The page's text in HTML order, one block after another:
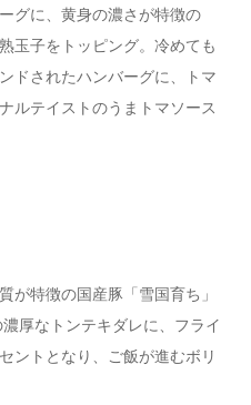
グに、黄身の濃さが特徴の
玉子をトッピング。冷めても
ドされたハンバーグに、トマ
ルテイストのうまトマソース
が特徴の国産豚「雪国育ち」
厚なトンテキダレに、フライ
ントとなり、ご飯が進むボリ